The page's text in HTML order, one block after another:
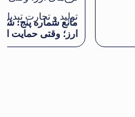
مانع شماره پنج:
ارز؛ وقتی حمایت